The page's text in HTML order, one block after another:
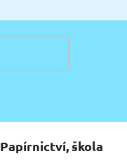
Papírnictví, škola